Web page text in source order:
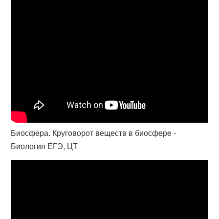
Биосфера. Круговорот веществ в биосфере -
Биология ЕГЭ, ЦТ